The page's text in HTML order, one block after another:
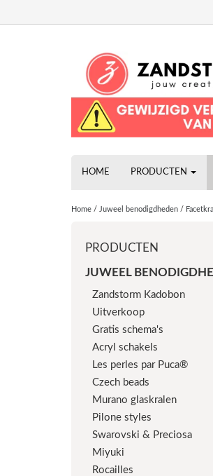
HOME PRODUCTEN
Home / Juweel benodigdheden /
PRODUCTEN
JUWEEL
Zandstorm Kadobon
Uitverkoop
Gratis schema's
Acryl schakels
Les perles par Puca®
Czech beads
Murano glaskralen
Pilone styles
Swarovski & Preciosa
Miyuki
Rocailles